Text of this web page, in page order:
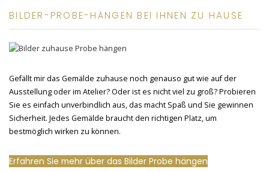
BILDER-PROBE-HÄNGEN BEI IHNEN ZU HAUSE
Gefällt mir das Gemälde zuhause noch genauso gut wie auf der
Ausstellung oder im Atelier? Oder ist es nicht viel zu groß? Probieren
Sie es einfach unverbindlich aus, das macht Spaß und Sie gewinnen
Sicherheit. Jedes Gemälde braucht den richtigen Platz, um
bestmöglich wirken zu können.
Erfahren Sie mehr über das Bilder Probe hängen